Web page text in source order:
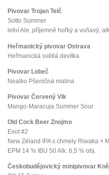
Pivovar Trojan Telč
Sotto Summer
letní Ale, příjemně hořký a voňavý,
Heřmanický pivovar Ostrava
Heřmanická světlá devítka
Pivovar Lobeč
Nealko Pšeničná malina
Pivovar Červený Vlk
Mango-Maracuja Summer Sour
Old Cock Beer Znojmo
Exot #2
New Zéland IPA s chmely Riwaka ×
EPM 14 % IBU 50 Alk. 6,5 % obj.
Českobudějovický minipivovar